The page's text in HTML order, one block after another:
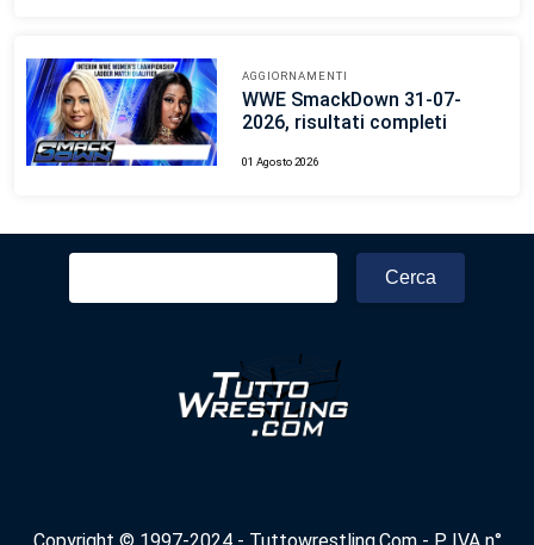
AGGIORNAMENTI
WWE SmackDown 31-07-
2026, risultati completi
01 Agosto 2026
Ricerca